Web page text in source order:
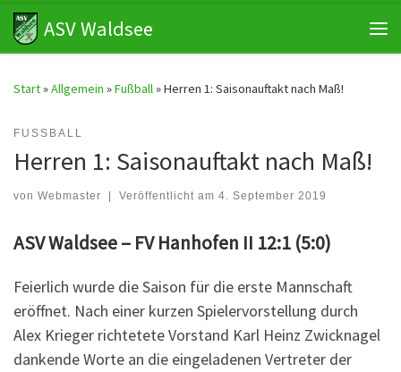
Zum Inhalt springen
ASV Waldsee
Start»Allgemein »Fußball»Herren 1: Saisonauftakt nach Maß!
FUSSBALL
Herren 1: Saisonauftakt nach Maß!
von Webmaster Veröffentlicht am 4. September 2019
ASV Waldsee – FV Hanhofen II 12:1 (5:0)
Feierlich wurde die Saison für die erste Mannschaft
eröffnet. Nach einer kurzen Spielervorstellung durch
Alex Krieger richtetete Vorstand Karl Heinz Zwicknagel
dankende Worte an die eingeladenen Vertreter der